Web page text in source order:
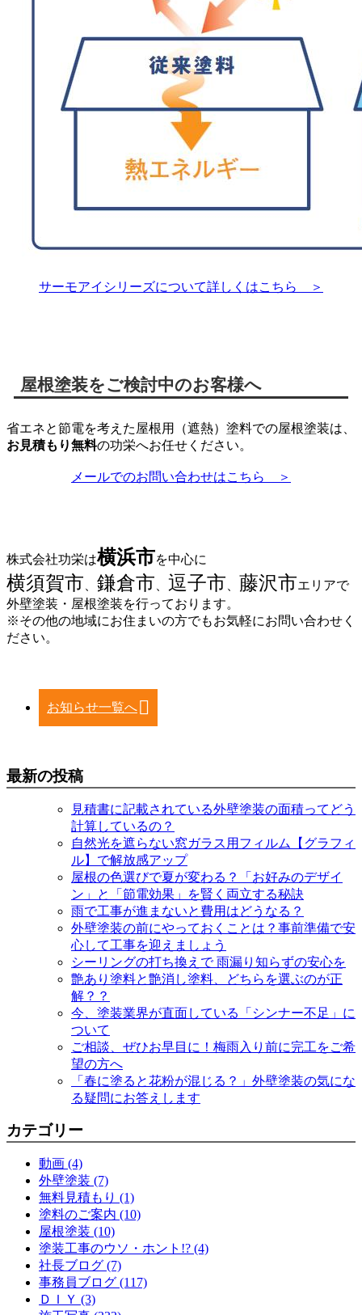
サーモアイシリーズについて詳しくはこちら ＞
屋根塗装をご検討中のお客様へ
省エネと節電を考えた屋根用（遮熱）塗料での屋根塗装は、
お見積もり無料の功栄へお任せください。
メールでのお問い合わせはこちら ＞
株式会社功栄は横浜市を中心に
横須賀市 鎌倉市 逗子市 藤沢市エリアで
外壁塗装・屋根塗装を行っております。
※その他の地域にお住まいの方でもお気軽にお問い合わせく
ださい。
お知らせ一覧へ
最新の投稿
見積書に記載されている外壁塗装の面積ってどう
計算しているの？
自然光を遮らない窓ガラス用フィルム【グラフィ
ル】で解放感アップ
屋根の色選びで夏が変わる？「お好みのデザイ
ン」と「節電効果」を賢く両立する秘訣
雨で工事が進まないと費用はどうなる？
外壁塗装の前にやっておくことは？事前準備で安
心して工事を迎えましょう
シーリングの打ち換えで 雨漏り知らずの安心を
艶あり塗料と艶消し塗料、どちらを選ぶのが正
解？？
今、塗装業界が直面している「シンナー不足」に
ついて
ご相談、ぜひお早目に！梅雨入り前に完工をご希
望の方へ
「春に塗ると花粉が混じる？」外壁塗装の気にな
る疑問にお答えします
カテゴリー
動画 (4)
外壁塗装 (7)
無料見積もり (1)
塗料のご案内 (10)
屋根塗装 (10)
塗装工事のウソ・ホント!? (4)
社長ブログ (7)
事務員ブログ (117)
ＤＩＹ (3)